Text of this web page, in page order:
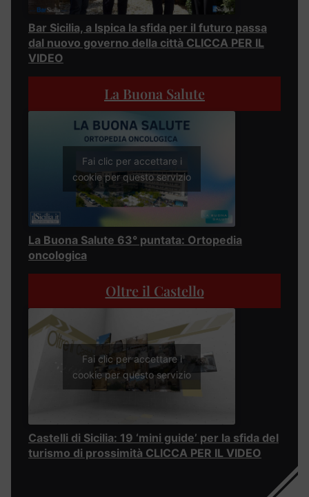
Bar Sicilia, a Ispica la sfida per il futuro passa
dal nuovo governo della città CLICCA PER IL
VIDEO
La Buona Salute
Fai clic per accettare i
cookie per questo servizio
La Buona Salute 63° puntata: Ortopedia
oncologica
Oltre il Castello
Fai clic per accettare i
cookie per questo servizio
Castelli di Sicilia: 19 ‘mini guide’ per la sfida del
turismo di prossimità CLICCA PER IL VIDEO